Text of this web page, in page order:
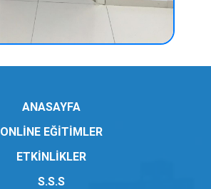
ANASAYFA
ONLİNE EĞİTİMLER
ETKİNLİKLER
S.S.S